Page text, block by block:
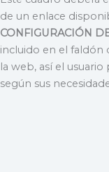
de un enlace
CONFIGURACIÓN
incluido en el faldón
la web, así el
según sus